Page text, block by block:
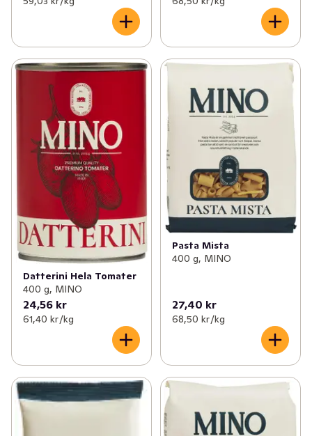
Datterini Hela Tomater
400 g, MINO
24,56 kr
61,40 kr /kg
Pasta Mista
400 g, MINO
27,40 kr
68,50 kr /kg